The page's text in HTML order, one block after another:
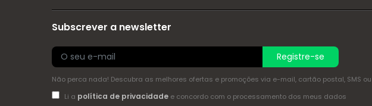
Subscrever a newsletter
Registre-se
Não perca nada! Descubra as melhores ofertas e promoções via e-mail, cartão postal, SMS
Li a política de privacidadee concordo com o processamento dos meus dados